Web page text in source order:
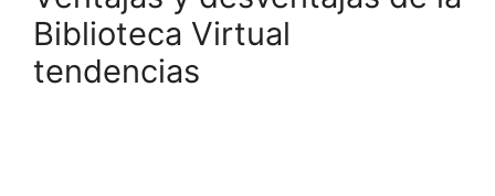
Biblioteca Virtual
tendencias